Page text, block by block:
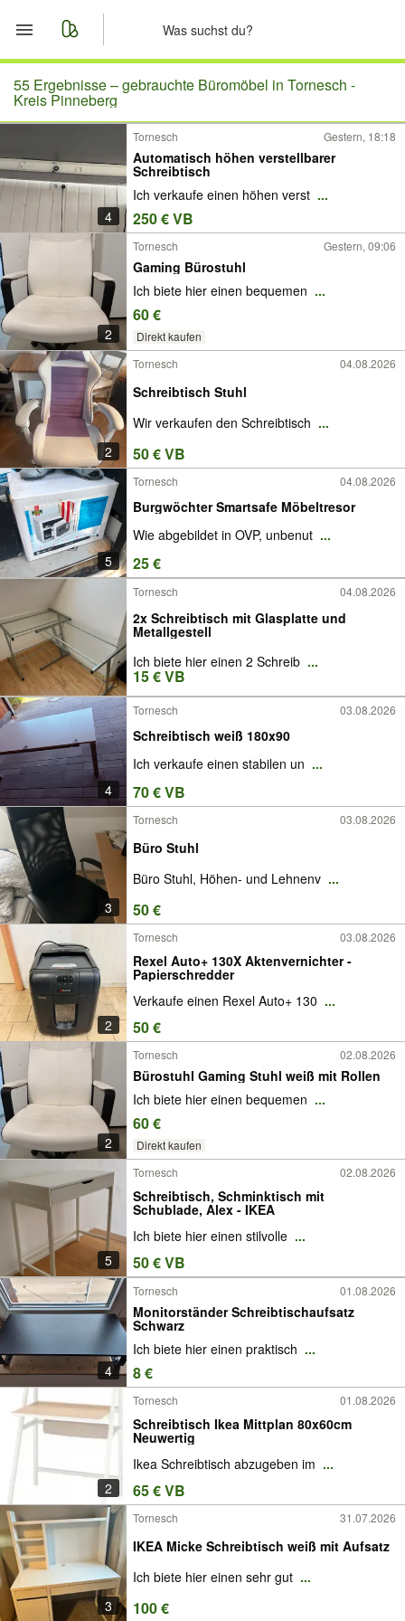
Start
Merkliste
Nachrichten
Anzeige aufgeben
55 Ergebnisse –gebrauchte Büromöbel in Tornesch -
Kreis Pinneberg
4
Tornesch Gestern, 18:18
Automatisch höhen verstellbarer
Schreibtisch
Ich verkaufe einen höhen verst ...
250 € VB
2
Tornesch Gestern, 09:06
Gaming Bürostuhl
Ich biete hier einen bequemen ...
60 €
Direkt kaufen
2
Tornesch 04.08.2026
Schreibtisch Stuhl
Wir verkaufen den Schreibtisch ...
50 € VB
5
Tornesch 04.08.2026
Burgwöchter Smartsafe Möbeltresor
Wie abgebildet in OVP, unbenut ...
25 €
Tornesch 04.08.2026
2x Schreibtisch mit Glasplatte und
Metallgestell
Ich biete hier einen 2 Schreib ...
15 € VB
4
Tornesch 03.08.2026
Schreibtisch weiß 180x90
Ich verkaufe einen stabilen un ...
70 € VB
3
Tornesch 03.08.2026
Büro Stuhl
Büro Stuhl, Höhen- und Lehnenv ...
50 €
2
Tornesch 03.08.2026
Rexel Auto+ 130X Aktenvernichter -
Papierschredder
Verkaufe einen Rexel Auto+ 130 ...
50 €
2
Tornesch 02.08.2026
Bürostuhl Gaming Stuhl weiß mit Rollen
Ich biete hier einen bequemen ...
60 €
Direkt kaufen
5
Tornesch 02.08.2026
Schreibtisch, Schminktisch mit
Schublade, Alex - IKEA
Ich biete hier einen stilvolle ...
50 € VB
4
Tornesch 01.08.2026
Monitorständer Schreibtischaufsatz
Schwarz
Ich biete hier einen praktisch ...
8 €
2
Tornesch 01.08.2026
Schreibtisch Ikea Mittplan 80x60cm
Neuwertig
Ikea Schreibtisch abzugeben im ...
65 € VB
3
Tornesch 31.07.2026
IKEA Micke Schreibtisch weiß mit Aufsatz
Ich biete hier einen sehr gut ...
100 €